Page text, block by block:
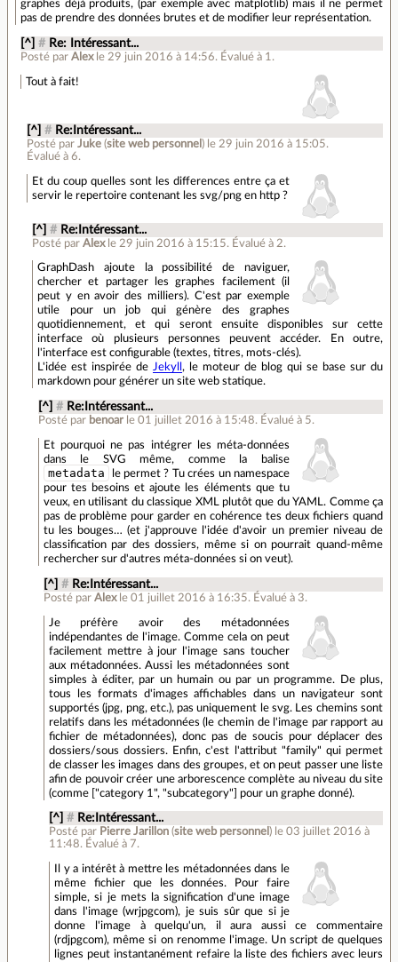
graphes déjà produits, (par exemple avec matplotlib) mais il ne permet
pas de prendre des données brutes et de modifier leur représentation.
[^] # Re: Intéressant...
Posté parAlex le 29 juin 2016 à 14:56. Évalué à 1 .
Tout à fait!
[^] # Re:Intéressant...
Posté par Juke(site web personnel ) le 29 juin 2016 à 15:05.
Évalué à 6.
Et du coup quelles sont les differences entre ça et
servir le repertoire contenant les svg/png en http ?
[^] # Re:Intéressant...
Posté parAlex le 29 juin 2016 à 15:15. Évalué à 2.
GraphDash ajoute la possibilité de naviguer,
chercher et partager les graphes facilement (il
peut y en avoir des milliers). C'est par exemple
utile pour un job qui génère des graphes
quotidiennement, et qui seront ensuite disponibles sur cette
interface où plusieurs personnes peuvent accéder. En outre,
l'interface est configurable (textes, titres, mots-clés).
L'idée est inspirée deJekyll, le moteur de blog qui se base sur du
markdown pour générer un site web statique.
[^] # Re:Intéressant...
Posté par benoar le 01 juillet 2016 à 15:48. Évalué à 5.
Et pourquoi ne pas intégrer les méta-données
dans le SVG même, comme la balise
metadata
le permet ? Tu crées un namespace
pour tes besoins et ajoute les éléments que tu
veux, en utilisant du classique XML plutôt que du YAML. Comme ça
pas de problème pour garder en cohérence tes deux fichiers quand
tu les bouges… (et j'approuve l'idée d'avoir un premier niveau de
classification par des dossiers, même si on pourrait quand-même
rechercher sur d'autres méta-données si on veut).
[^] # Re:Intéressant...
Posté par Alex le 01 juillet 2016 à 16:35. Évalué à 3.
Je préfère avoir des métadonnées
indépendantes de l'image. Comme cela on peut
facilement mettre à jour l'image sans toucher
aux métadonnées. Aussi les métadonnées sont
simples à éditer, par un humain ou par un programme. De plus,
tous les formats d'images affichables dans un navigateur sont
supportés (jpg, png, etc.), pas uniquement le svg. Les chemins sont
relatifs dans les métadonnées (le chemin de l'image par rapport au
fichier de métadonnées), donc pas de soucis pour déplacer des
dossiers/sous dossiers. Enfin, c'est l'attribut "family" qui permet
de classer les images dans des groupes, et on peut passer une liste
afin de pouvoir créer une arborescence complète au niveau du site
(comme ["category 1", "subcategory"] pour un graphe donné).
[^] # Re:Intéressant...
Posté par Pierre Jarillon (site web personnel ) le 03 juillet 2016 à
11:48. Évalué à 7.
Il y a intérêt à mettre les métadonnées dans le
même fichier que les données. Pour faire
simple, si je mets la signification d'une image
dans l'image (wrjpgcom), je suis sûr que si je
donne l'image à quelqu'un, il aura aussi ce commentaire
(rdjpgcom), même si on renomme l'image. Un script de quelques
lignes peut instantanément refaire la liste des fichiers avec leurs